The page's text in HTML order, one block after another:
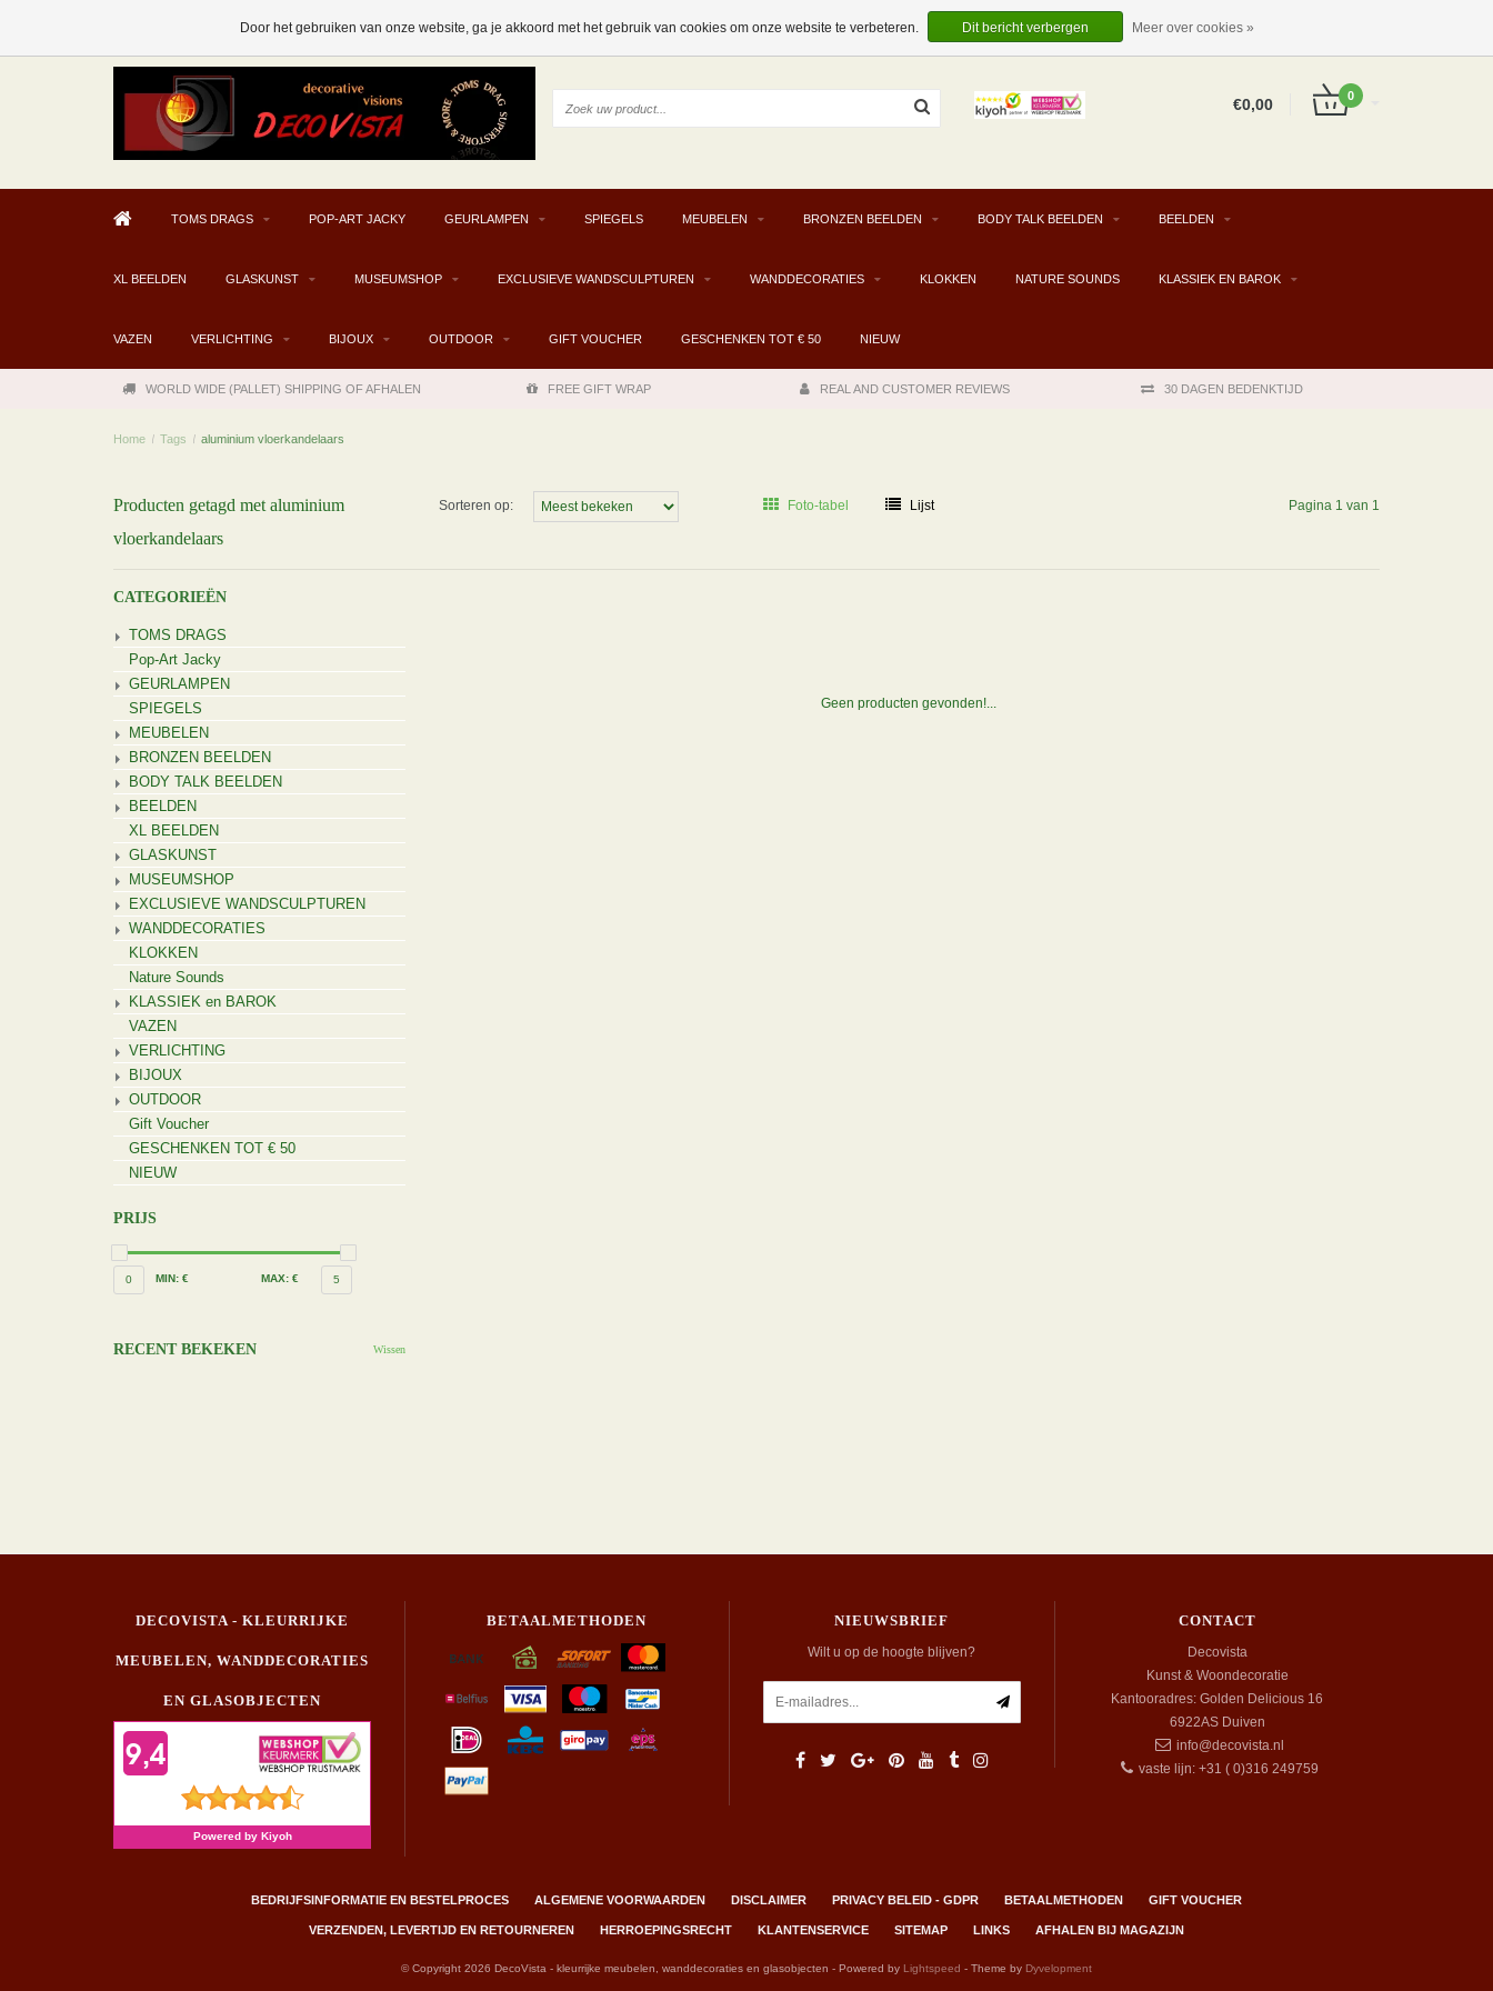
INLOGGEN
EUR
€0,00 0
TOMS DRAGS POP-ART JACKY GEURLAMPEN SPIEGELS MEUBELEN BRONZEN BEELDEN BODY TALK BEELDEN BEELDEN
XL BEELDEN GLASKUNST MUSEUMSHOP EXCLUSIEVE WANDSCULPTUREN WANDDECORATIES KLOKKEN NATURE SOUNDS KLASSIEK EN BAROK
VAZEN VERLICHTING BIJOUX OUTDOOR GIFT VOUCHER GESCHENKEN TOT € 50 NIEUW
WORLD WIDE (PALLET) SHIPPING OF AFHALEN FREE GIFT WRAP REAL AND CUSTOMER REVIEWS 30 DAGEN BEDENKTIJD
Home / Tags / aluminium vloerkandelaars
Producten getagd met aluminium
vloerkandelaars
Sorteren op: Foto-tabel Lijst Pagina 1 van 1
CATEGORIEËN
TOMS DRAGS
Pop-Art Jacky
GEURLAMPEN
SPIEGELS
MEUBELEN
BRONZEN BEELDEN
BODY TALK BEELDEN
BEELDEN
XL BEELDEN
GLASKUNST
MUSEUMSHOP
EXCLUSIEVE WANDSCULPTUREN
WANDDECORATIES
KLOKKEN
Nature Sounds
KLASSIEK en BAROK
VAZEN
VERLICHTING
BIJOUX
OUTDOOR
Gift Voucher
GESCHENKEN TOT € 50
NIEUW
PRIJS
0 MIN: € MAX: € 5
RECENT BEKEKEN Wissen
Geen producten gevonden!...
DECOVISTA - KLEURRIJKE
MEUBELEN, WANDDECORATIES
EN GLASOBJECTEN
BETAALMETHODEN NIEUWSBRIEF
Wilt u op de hoogte blijven?
CONTACT
Decovista
Kunst & Woondecoratie
Kantooradres: Golden Delicious 16
6922AS Duiven
info@decovista.nl
vaste lijn: +31 ( 0)316 249759
BEDRIJFSINFORMATIE EN BESTELPROCES ALGEMENE VOORWAARDEN DISCLAIMER PRIVACY BELEID - GDPR BETAALMETHODEN GIFT VOUCHER
VERZENDEN, LEVERTIJD EN RETOURNEREN HERROEPINGSRECHT KLANTENSERVICE SITEMAP LINKS AFHALEN BIJ MAGAZIJN
© Copyright 2026 DecoVista - kleurrijke meubelen, wanddecoraties en glasobjecten - Powered by Lightspeed - Theme by Dyvelopment
Door het gebruiken van onze website, ga je akkoord met het gebruik van cookies om onze website te verbeteren. Dit bericht verbergen Meer over cookies »